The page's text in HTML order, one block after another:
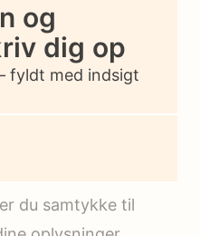
og
dig op
fyldt med indsigt
du samtykke til